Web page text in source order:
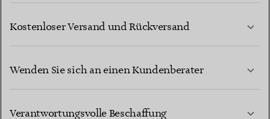
Kostenloser Versand und Rückversand
Wenden Sie sich an einen Kundenberater
Verantwortungsvolle Beschaffung